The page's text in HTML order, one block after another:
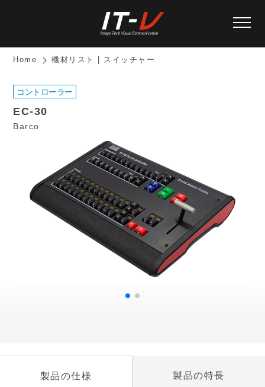
Home 機材リスト | スイッチャー
コントローラー
EC-30
Barco
製品の仕様 製品の特長